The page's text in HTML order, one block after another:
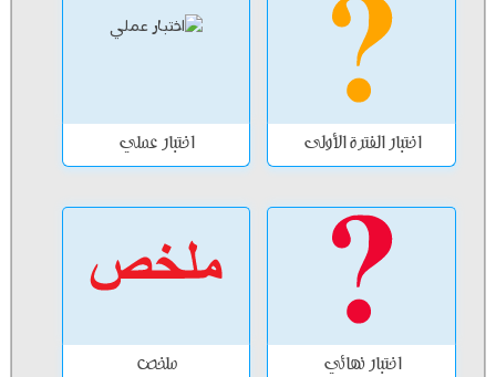
اختبار الفترة الأولى اختبار عملي
اختبار نهائي ملخص